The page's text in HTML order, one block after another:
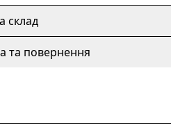
склад
та повернення